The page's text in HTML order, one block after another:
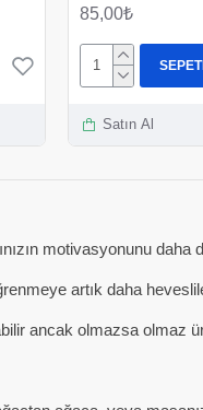
85,00₺
Satın Al
motivasyonunu
artık daha
ancak olmazsa olmaz